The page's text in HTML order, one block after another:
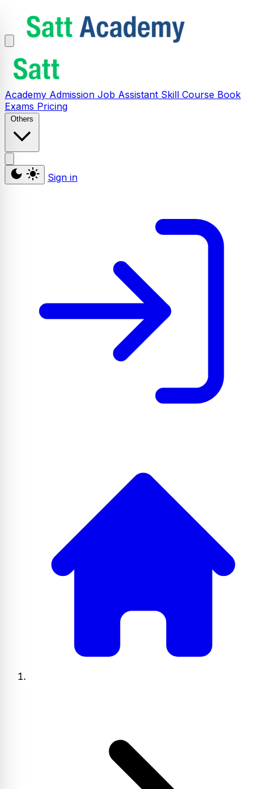
Academy Admission Job Assistant Skill Course Book
Exams Pricing
Others
Sign in